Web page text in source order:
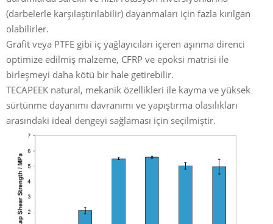
(darbelerle karşılaştırılabilir) dayanmaları için fazla kırılgan
olabilirler.
Grafit veya PTFE gibi iç yağlayıcıları içeren aşınma direnci
optimize edilmiş malzeme, CFRP ve epoksi matrisi ile
birleşmeyi daha kötü bir hale getirebilir.
TECAPEEK natural, mekanik özellikleri ile kayma ve yüksek
sürtünme dayanımı davranımı ve yapıştırma olasılıkları
arasındaki ideal dengeyi sağlaması için seçilmiştir.